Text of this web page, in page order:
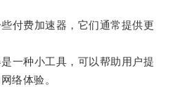
费加速器，它们通常提供更
种小工具，可以帮助用户提
络体验。